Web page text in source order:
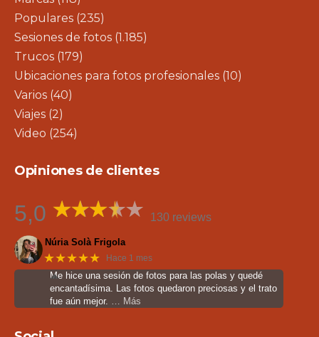
Populares (235)
Sesiones de fotos (1.185)
Trucos (179)
Ubicaciones para fotos profesionales (10)
Varios (40)
Viajes (2)
Video (254)
Opiniones de clientes
5,0 130 reviews
Núria Solà Frigola
★★★★★ Hace 1 mes
Me hice una sesión de fotos para las polas y quedé
encantadísima. Las fotos quedaron preciosas y el trato
fue aún mejor.
… Más